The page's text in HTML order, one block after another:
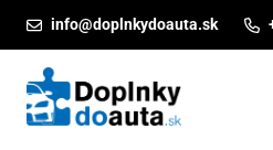
info@doplnkydoauta.sk